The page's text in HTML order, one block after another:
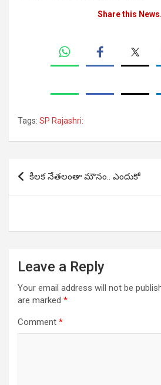
Share this
Tags: SP Rajashri:
Post
navigation
కీలక నేతలంతా మౌనం.. ఎందుకో
Leave a Reply
Your email address will not be
are marked *
Comment *